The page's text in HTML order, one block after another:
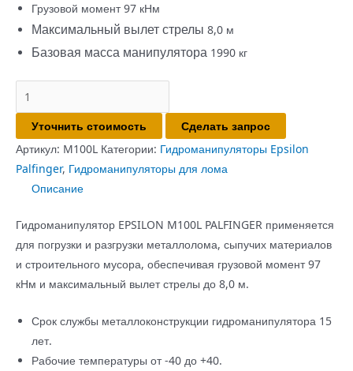
Грузовой момент 97 кНм
Максимальный вылет стрелы 8,0 м
Базовая масса манипулятора 1990 кг
Количество
товара
Гидроманипулятор
для
лома
M100L
Уточнить стоимость
Сделать запрос
Артикул: M100L Категории: Гидроманипуляторы Epsilon
Palfinger, Гидроманипуляторы для лома
Описание
Гидроманипулятор EPSILON M100L PALFINGER применяется
для погрузки и разгрузки металлолома, сыпучих материалов
и строительного мусора, обеспечивая грузовой момент 97
кНм и максимальный вылет стрелы до 8,0 м.
Срок службы металлоконструкции гидроманипулятора 15
лет.
Рабочие температуры от -40 до +40.